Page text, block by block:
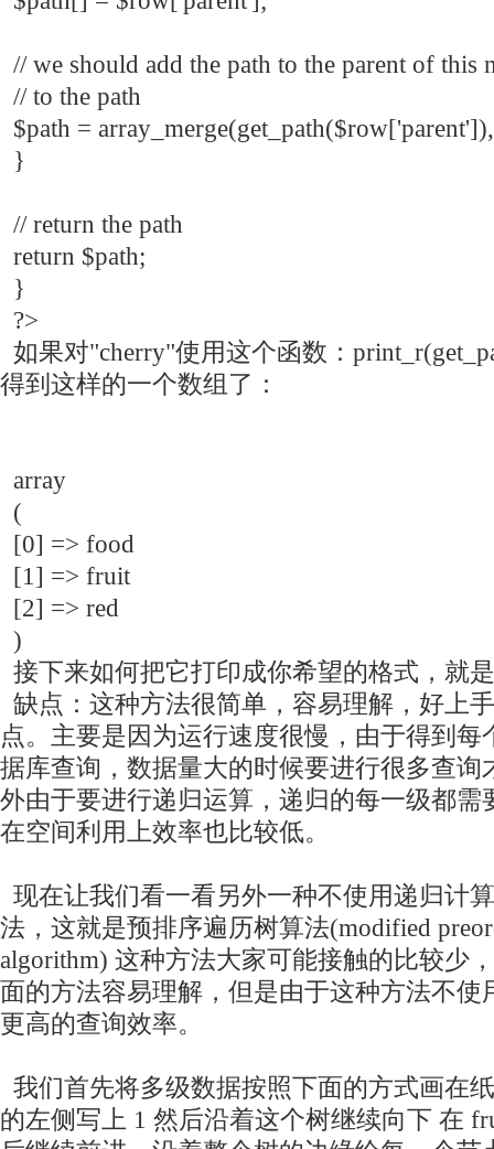
// we should add the path to the parent of this
// to the path
$path =
}
// return the path
return $path;
}
?>
如果对"cherry"使用这个函数：
得到这样的一个数组了：
array
(
[0] => food
[1] => fruit
[2] => red
)
接下来如何把它打印成你希望的格式，就
缺点：这种方法很简单，容易理解，好上
点。主要是因为运行速度很慢，由于得到每
据库查询，数据量大的时候要进行很多查询
外由于要进行递归运算，递归的每一级都需
在空间利用上效率也比较低。
现在让我们看一看另外一种不使用递归计
法，这就是预排序遍历树算法(modified
algorithm) 这种方法大家可能接触的比较少
面的方法容易理解，但是由于这种方法不使
更高的查询效率。
我们首先将多级数据按照下面的方式画在
的左侧写上 1 然后沿着这个树继续向下 在